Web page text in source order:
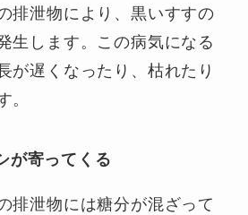
排泄物により、黒いすすの
生します。この病気になる
が遅くなったり、枯れたり
。
が寄ってくる
排泄物には糖分が混ざって